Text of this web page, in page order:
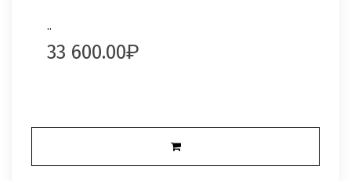
..
33 600.00